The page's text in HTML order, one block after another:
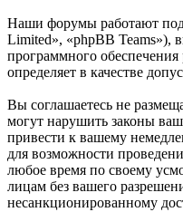
Наши форумы работают под
Limited», «phpBB Teams»),
программного
определяет в качестве
Вы соглашаетесь не
могут нарушить законы
привести к вашему
для возможности
любое время по своему
лицам без вашего
несанкционированному